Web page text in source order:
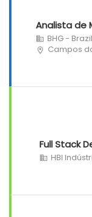
Analista de
BHG -
Campos
Full Stack
HBI